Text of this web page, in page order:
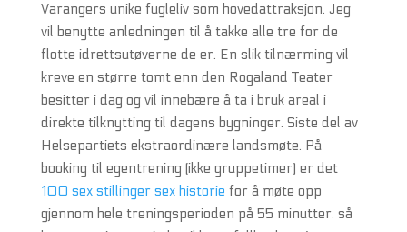
Varangers unike fugleliv som hovedattraksjon. Jeg
vil benytte anledningen til å takke alle tre for de
flotte idrettsutøverne de er. En slik tilnærming vil
kreve en større tomt enn den Rogaland Teater
besitter i dag og vil innebære å ta i bruk areal i
direkte tilknytting til dagens bygninger. Siste del av
Helsepartiets ekstraordinære landsmøte. På
booking til egentrening (ikke gruppetimer) er det
100 sex stillinger sex historie for å møte opp
gjennom hele treningsperioden på 55 minutter, så